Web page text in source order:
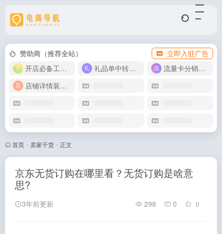
赞助商（推荐全站）
立即入驻广告
开店必备工具箱
礼品单中转同步单
流量卡分销代理
店铺详情装修模版
首页 • 卖家干货 • 正文
京东无货订购在哪里看？无货订购是啥意
思?
3年前更新 298 0 0